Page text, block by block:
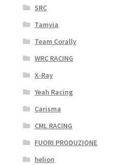
SRC
Tamyia
Team Corally
WRC RACING
X-Ray
Yeah Racing
Carisma
CML RACING
FUORI PRODUZIONE
helion